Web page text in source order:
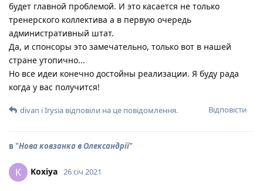
будет главной проблемой. И это касается не только
тренерского коллектива а в первую очередь
административный штат.
Да, и спонсоры это замечательно, только вот в нашей
стране утопично...
Но все идеи конечно достойны реализации. Я буду рада
когда у вас получится!
Відповісти
divan іIrysia відповіли на це повідомлення.
в "Нова ковзанка в Олександрії"
K Koxiya 26 січ 2021